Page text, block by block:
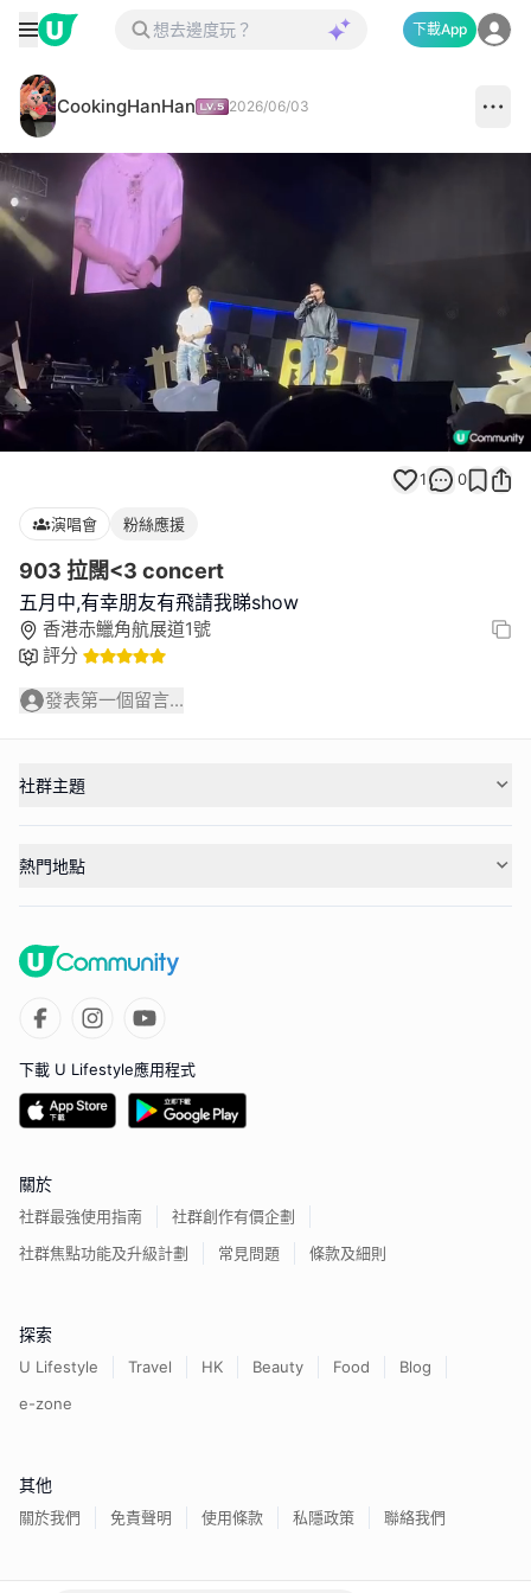
下載App
CookingHanHan 2026/06/03
Loaded
84.51%
Unmute
1 0
演唱會 粉絲應援
903 拉闊<3 concert
五月中,有幸朋友有飛請我睇show
香港赤鱲角航展道1號
評分
發表第一個留言...
社群主題
熱門地點
下載 U Lifestyle應用程式
關於
社群最強使用指南
社群創作有價企劃
社群焦點功能及升級計劃
常見問題 條款及細則
探索
U Lifestyle Travel HK Beauty Food
Blog
e-zone
其他
關於我們 免責聲明 使用條款 私隱政策 聯絡我們